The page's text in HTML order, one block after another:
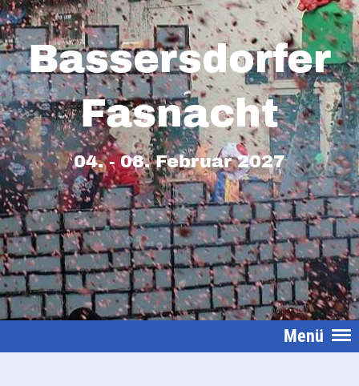
Bassersdorfer
Fasnacht
04. - 08. Februar 2027
Menü